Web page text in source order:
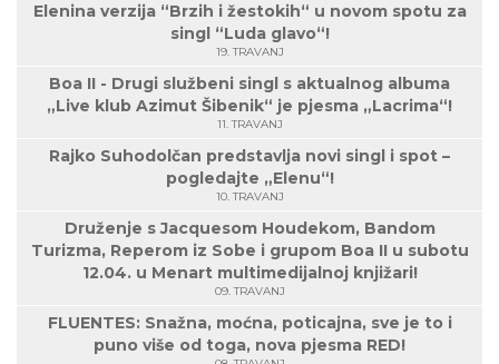
Elenina verzija “Brzih i žestokih“ u novom spotu za
singl “Luda glavo“!
19. TRAVANJ
Boa II - Drugi službeni singl s aktualnog albuma
„Live klub Azimut Šibenik“ je pjesma „Lacrima“!
11. TRAVANJ
Rajko Suhodolčan predstavlja novi singl i spot –
pogledajte „Elenu“!
10. TRAVANJ
Druženje s Jacquesom Houdekom, Bandom
Turizma, Reperom iz Sobe i grupom Boa II u subotu
12.04. u Menart multimedijalnoj knjižari!
09. TRAVANJ
FLUENTES: Snažna, moćna, poticajna, sve je to i
puno više od toga, nova pjesma RED!